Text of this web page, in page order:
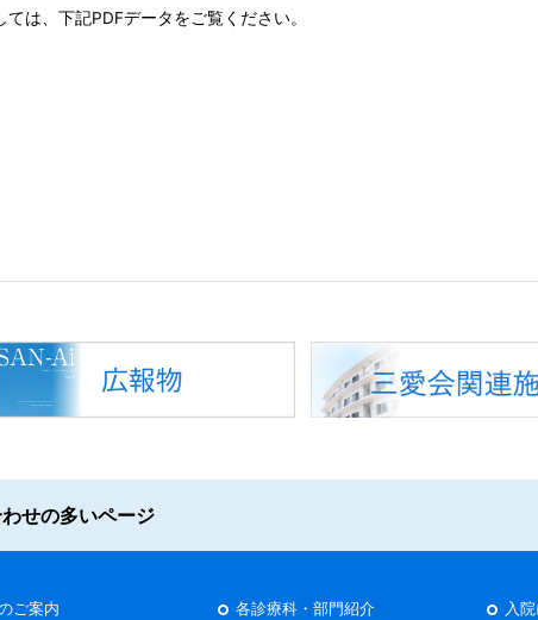
は、下記PDFデータをご覧ください。
せの多いページ
ご案内 各診療科・部門紹介
入